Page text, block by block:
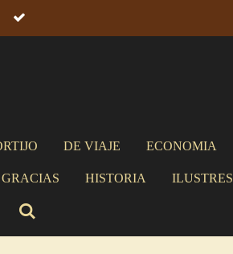
DE VIAJE ECONOMIA
GRACIAS HISTORIA ILUSTRES